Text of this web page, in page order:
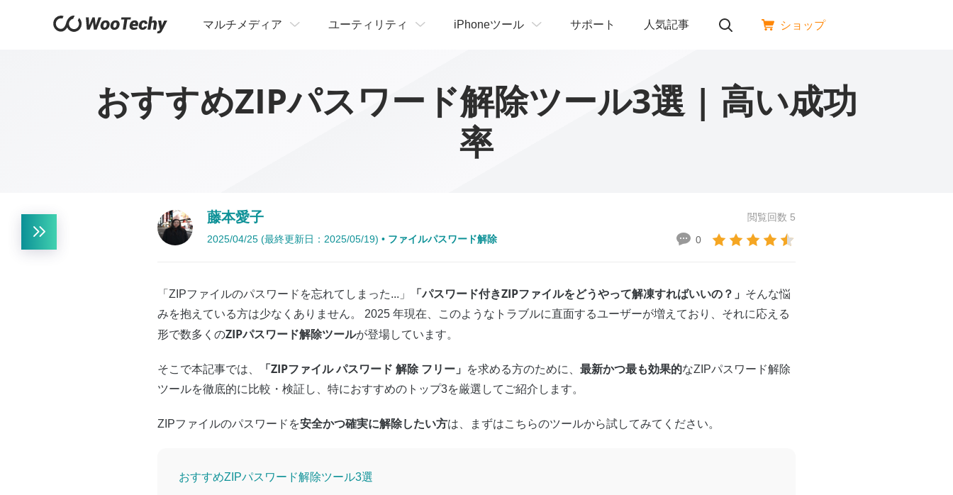
マルチメディア ユーティリティ iPhoneツール サポート 人気記事 ショップ
おすすめZIPパスワード解除ツール3選 | 高い成功
率
藤本愛子
2025/04/25 (最終更新日：2025/05/19) • ファイルパスワード解除
閲覧回数 5
0
「ZIPファイルのパスワードを忘れてしまった...」 「パスワード付きZIPファイルをどうやって解凍すればいいの？」 そんな悩
みを抱えている方は少なくありません。 2025 年現在、このようなトラブルに直面するユーザーが増えており、それに応える
形で数多くのZIPパスワード解除ツールが登場しています。
そこで本記事では、 「ZIPファイル パスワード 解除 フリー」 を求める方のために、 最新かつ最も効果的なZIPパスワード解除
ツールを徹底的に比較・検証し、特におすすめのトップ3を厳選してご紹介します。
ZIPファイルのパスワードを安全かつ確実に解除したい方は、まずはこちらのツールから試してみてください。
おすすめZIPパスワード解除ツール3選